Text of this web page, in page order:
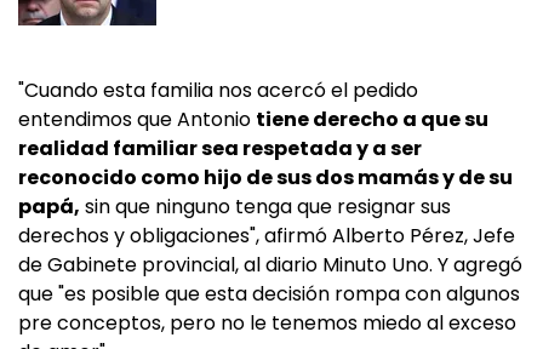
"Cuando esta familia nos acercó el pedido
entendimos que Antonio tiene derecho a que su
realidad familiar sea respetada y a ser
reconocido como hijo de sus dos mamás y de su
papá, sin que ninguno tenga que resignar sus
derechos y obligaciones", afirmó Alberto Pérez, Jefe
de Gabinete provincial, al diario Minuto Uno. Y agregó
que "es posible que esta decisión rompa con algunos
pre conceptos, pero no le tenemos miedo al exceso